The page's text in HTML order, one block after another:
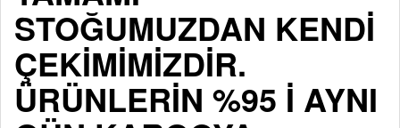
STOĞUMUZDAN KENDİ
ÇEKİMİMİZDİR.
ÜRÜNLERİN %95 İ AYNI